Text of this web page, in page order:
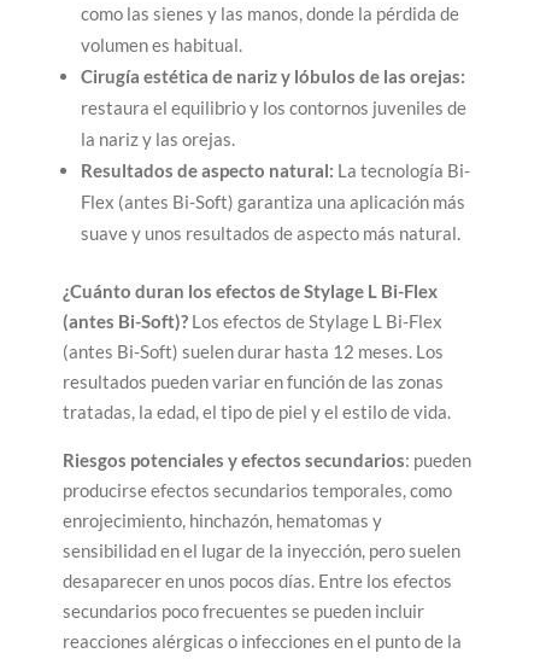
como las sienes y las manos, donde la pérdida de
volumen es habitual.
Cirugía estética de nariz y lóbulos de las orejas:
restaura el equilibrio y los contornos juveniles de
la nariz y las orejas.
Resultados de aspecto natural: La tecnología Bi-
Flex (antes Bi-Soft) garantiza una aplicación más
suave y unos resultados de aspecto más natural.
¿Cuánto duran los efectos de Stylage L Bi-Flex
(antes Bi-Soft)? Los efectos de Stylage L Bi-Flex
(antes Bi-Soft) suelen durar hasta 12 meses. Los
resultados pueden variar en función de las zonas
tratadas, la edad, el tipo de piel y el estilo de vida.
Riesgos potenciales y efectos secundarios: pueden
producirse efectos secundarios temporales, como
enrojecimiento, hinchazón, hematomas y
sensibilidad en el lugar de la inyección, pero suelen
desaparecer en unos pocos días. Entre los efectos
secundarios poco frecuentes se pueden incluir
reacciones alérgicas o infecciones en el punto de la